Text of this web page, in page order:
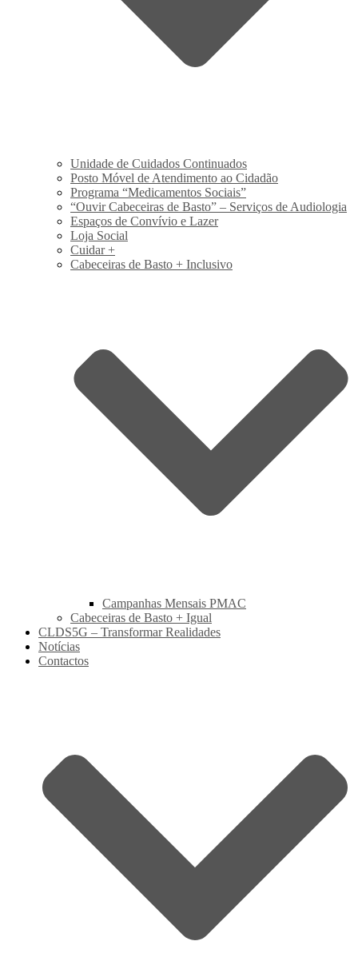
Unidade de Cuidados Continuados
Posto Móvel de Atendimento ao Cidadão
Programa “Medicamentos Sociais”
“Ouvir Cabeceiras de Basto” – Serviços de Audiologia
Espaços de Convívio e Lazer
Loja Social
Cuidar +
Cabeceiras de Basto + Inclusivo
Campanhas Mensais PMAC
Cabeceiras de Basto + Igual
CLDS5G – Transformar Realidades
Notícias
Contactos